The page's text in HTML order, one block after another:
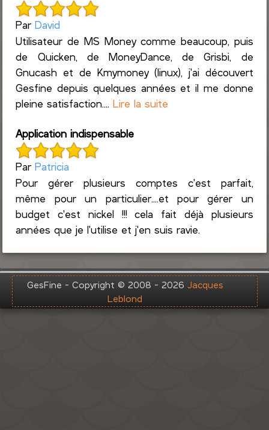
ParDavid
Utilisateur de MS Money comme beaucoup, puis
de Quicken, de MoneyDance, de Grisbi, de
Gnucash et de Kmymoney (linux), j'ai découvert
Gesfine depuis quelques années et il me donne
pleine satisfaction....Lire la suite
Application indispensable
ParPatricia
Pour gérer plusieurs comptes c'est parfait,
même pour un particulier....et pour gérer un
budget c'est nickel !!! cela fait déjà plusieurs
années que je l'utilise et j'en suis ravie.
GesFine - Copyright © 2008 - 2026 Jacques
Leblond